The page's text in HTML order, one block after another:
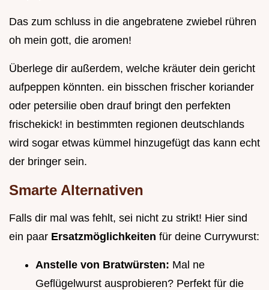
Das zum schluss in die angebratene zwiebel rühren
oh mein gott, die aromen!
Überlege dir außerdem, welche kräuter dein gericht
aufpeppen könnten. ein bisschen frischer koriander
oder petersilie oben drauf bringt den perfekten
frischekick! in bestimmten regionen deutschlands
wird sogar etwas kümmel hinzugefügt das kann echt
der bringer sein.
Smarte Alternativen
Falls dir mal was fehlt, sei nicht zu strikt! Hier sind
ein paar Ersatzmöglichkeiten für deine Currywurst:
Anstelle von Bratwürsten: Mal ne
Geflügelwurst ausprobieren? Perfekt für die